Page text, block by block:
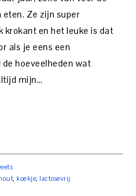
Ze zijn super
krokant en het leuke is dat
als je eens een
de hoeveelheden wat
mijn…
koekje lactosevrij